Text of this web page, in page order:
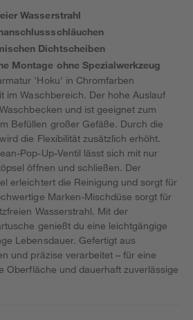
Wasserstrahl
Dichtscheiben
Montage ohne Spezialwerkzeug
'Hoku' in Chromfarben
im Waschbereich. Der hohe Auslauf
und ist geeignet zum
Befüllen großer Gefäße. Durch die
die Flexibilität zusätzlich erhöht.
Pop-Up-Ventil lässt sich mit nur
öffnen und schließen. Der
erleichtert die Reinigung und sorgt für
Marken-Mischdüse sorgt für
Wasserstrahl. Mit der
genießt du eine leichtgängige
Lebensdauer. Gefertigt aus
und präzise verarbeitet – für eine
Oberfläche und dauerhaft zuverlässige